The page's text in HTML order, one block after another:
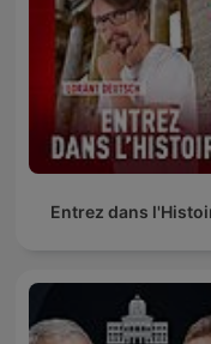
Entrez dans